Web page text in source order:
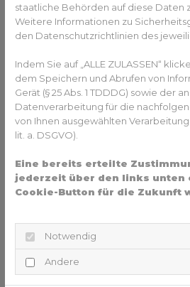
Art des Essens. Langsames,
mehrere Vorteile:
bessere Vorverdauung durch
entlastete Magen- und
ein früheres, natürlicheres
Auch eine kleine Essenspause
unterstützt den Körper dabei, sich
Anspannungen im Bauch zu lösen.
staatliche Behörden auf diese Daten
Weitere Informationen zu
den Datenschutzrichtlinien des
Indem Sie auf „ALLE ZULASSEN“
dem Speichern und Abrufen von
Gerät (§ 25 Abs. 1 TDDDG) sowie der
Datenverarbeitung für die
von Ihnen ausgewählten
lit. a. DSGVO).
Eine bereits erteilte
jederzeit über den links unten
Cookie-Button für die Zukunft
Notwendig
Andere